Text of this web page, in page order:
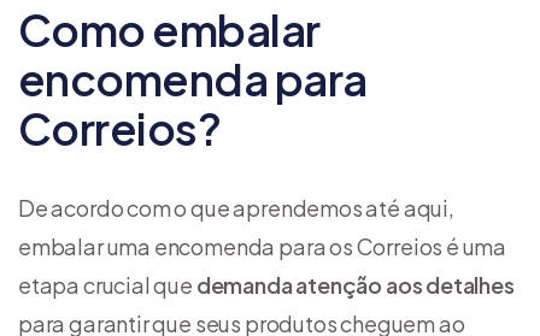
Como embalar
encomenda para
Correios?
De acordo com o que aprendemos até aqui,
embalar uma encomenda para os Correios é uma
etapa crucial que demanda atenção aos detalhes
para garantir que seus produtos cheguem ao